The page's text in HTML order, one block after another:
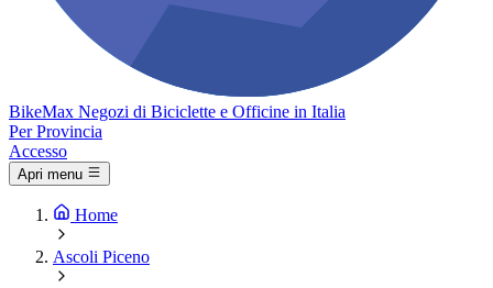
BikeMax Negozi di Biciclette e Officine in Italia
Per Provincia
Accesso
Apri menu
Home
Ascoli Piceno